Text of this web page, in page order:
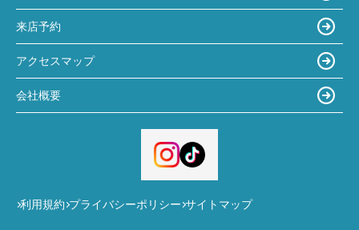
来店予約
アクセスマップ
会社概要
利用規約 プライバシーポリシー サイトマップ